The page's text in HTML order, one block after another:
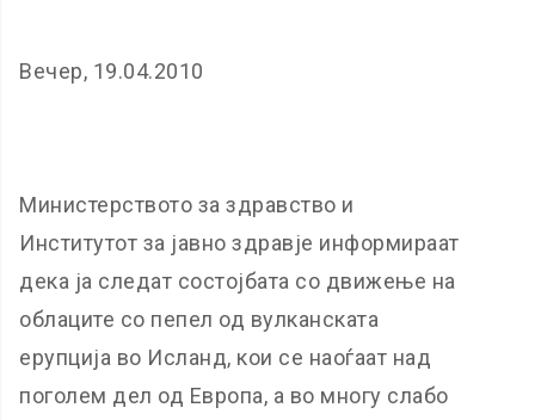
Вечер, 19.04.2010
Министерството за здравство и
Институтот за јавно здравје информираат
дека ја следат состојбата со движење на
облаците со пепел од вулканската
ерупција во Исланд, кои се наоѓаат над
поголем дел од Европа, а во многу слабо